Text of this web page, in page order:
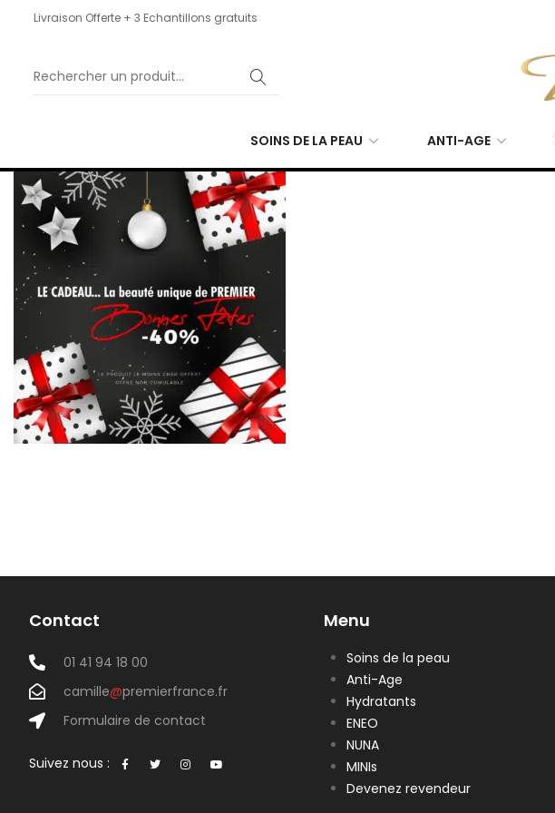
Livraison Offerte + 3 Echantillons gratuits
SOINS DE LA PEAU ANTI-AGE
Contact
01 41 94 18 00
camille@premierfrance.fr
Formulaire de contact
Suivez nous :
Menu
Soins de la peau
Anti-Age
Hydratants
ENEO
NUNA
MINIs
Devenez revendeur